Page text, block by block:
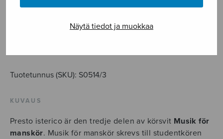
Näytä tiedot ja muokkaa
määrä
Tuotetunnus (SKU): S0514/3
KUVAUS
Presto isterico är den tredje delen av körsvit Musik för
manskör. Musik för manskör skrevs till studentkören